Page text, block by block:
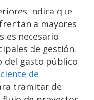
indica que
a mayores
es necesario
de gestión.
del gasto público
de
tramitar de